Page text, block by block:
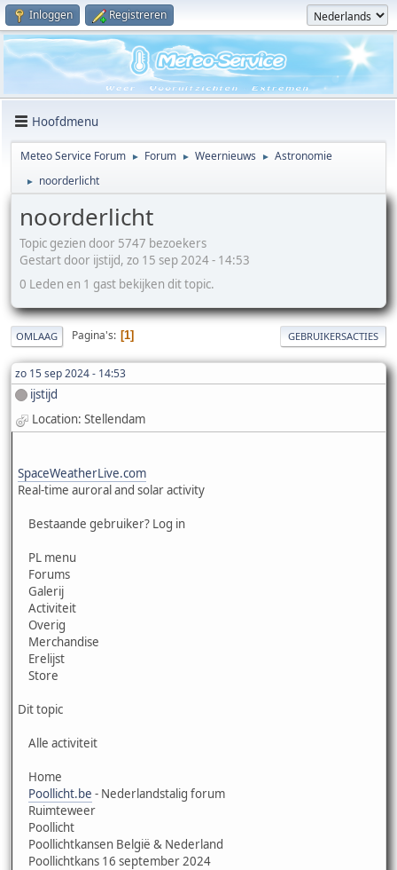
Inloggen Registreren
Hoofdmenu
Meteo Service Forum ► Forum ► Weernieuws ► Astronomie
► noorderlicht
noorderlicht
Topic gezien door 5747 bezoekers
Gestart door ijstijd, zo 15 sep 2024 - 14:53
0 Leden en 1 gast bekijken dit topic.
OMLAAG Pagina's 1 GEBRUIKERSACTIES
zo 15 sep 2024 - 14:53
ijstijd
Location: Stellendam
SpaceWeatherLive.com
Real-time auroral and solar activity
Bestaande gebruiker? Log in
PL menu
Forums
Galerij
Activiteit
Overig
Merchandise
Erelijst
Store
Dit topic
Alle activiteit
Home
Poollicht.be - Nederlandstalig forum
Ruimteweer
Poollicht
Poollichtkansen België & Nederland
Poollichtkans 16 september 2024